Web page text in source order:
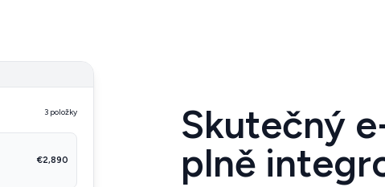
3 položky
€2,890
Skutečný
plně